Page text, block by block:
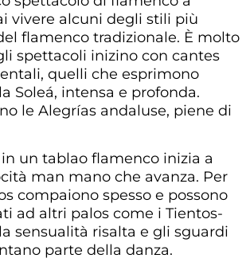
vivere alcuni degli stili più
flamenco tradizionale. È molto
spettacoli inizino con cantes
quelli che esprimono
Soleá, intensa e profonda.
le Alegrías andaluse, piene di
un tablao flamenco inizia a
man mano che avanza. Per
compaiono spesso e possono
ad altri palos come i Tientos-
sensualità risalta e gli sguardi
parte della danza.